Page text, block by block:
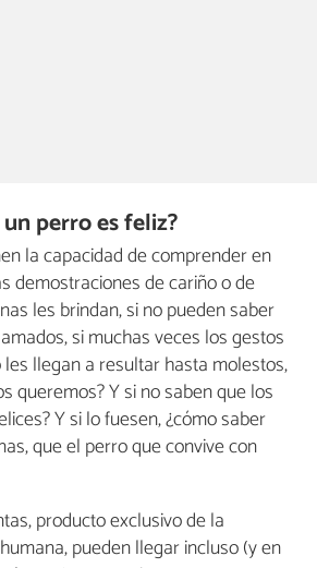
perro es feliz?
la capacidad de comprender en
demostraciones de cariño o de
les brindan, si no pueden saber
si muchas veces los gestos
llegan a resultar hasta molestos,
queremos? Y si no saben que los
Y si lo fuesen, ¿cómo saber
que el perro que convive con
producto exclusivo de la
pueden llegar incluso (y en